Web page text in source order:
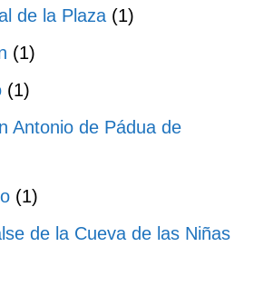
de la Plaza (1)
(1)
(1)
Antonio de Pádua de
(1)
de la Cueva de las Niñas